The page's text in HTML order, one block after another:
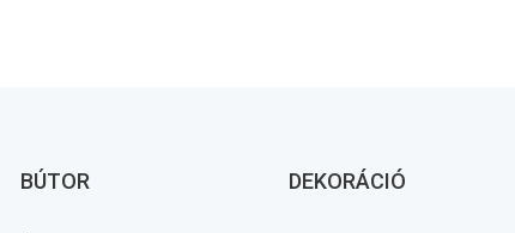
BÚTOR DEKORÁCIÓ